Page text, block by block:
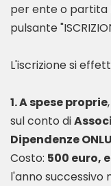
per ente o partita
pulsante
L'iscrizione si
1. A spese proprie
sul conto di
Dipendenze
Costo: 500 euro,
l'anno successivo